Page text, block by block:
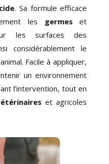
. Sa formule efficace
les germes et
les surfaces des
considérablement le
Facile à appliquer,
un environnement
l’intervention, tout en
et agricoles